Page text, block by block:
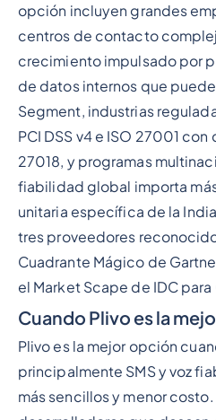
opción incluyen grandes
centros de contacto
crecimiento impulsado por
de datos internos que
Segment, industrias
PCI DSS v4 e ISO 27001
27018, y programas
fiabilidad global importa
unitaria específica de la
tres proveedores
Cuadrante Mágico de
el Market Scape de IDC
Cuando Plivo es la
Plivo es la mejor opción
principalmente SMS y voz
más sencillos y menor